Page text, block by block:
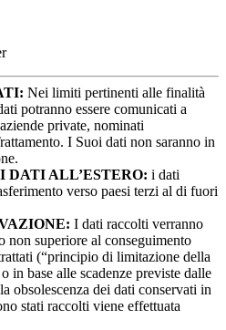
Nei limiti pertinenti alle finalità
potranno essere comunicati a
private, nominati
I Suoi dati non saranno in
DATI ALL’ESTERO: i dati
verso paesi terzi al di fuori
I dati raccolti verranno
non superiore al conseguimento
(“principio di limitazione della
in base alle scadenze previste dalle
obsolescenza dei dati conservati in
stati raccolti viene effettuata